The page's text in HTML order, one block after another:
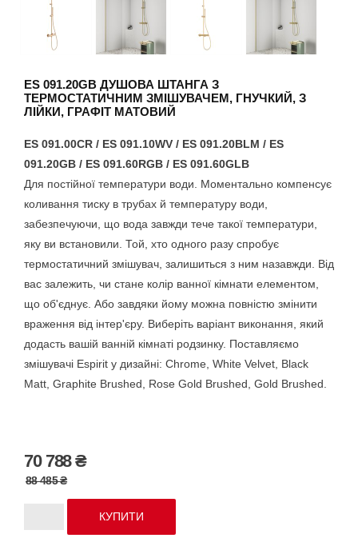
ES 091.20GB ДУШОВА ШТАНГА З
ТЕРМОСТАТИЧНИМ ЗМІШУВАЧЕМ, ГНУЧКИЙ, З
ЛІЙКИ, ГРАФІТ МАТОВИЙ
ES 091.00CR / ES 091.10WV / ES 091.20BLM / ES
091.20GB / ES 091.60RGB / ES 091.60GLB
Для постійної температури води. Моментально компенсує
коливання тиску в трубах й температуру води,
забезпечуючи, що вода завжди тече такої температури,
яку ви встановили. Той, хто одного разу спробує
термостатичний змішувач, залишиться з ним назавжди. Від
вас залежить, чи стане колір ванної кімнати елементом,
що об'єднує. Або завдяки йому можна повністю змінити
враження від інтер'єру. Виберіть варіант виконання, який
додасть вашій ванній кімнаті родзинку. Поставляємо
змішувачі Espirit у дизайні: Chrome, White Velvet, Black
Matt, Graphite Brushed, Rose Gold Brushed, Gold Brushed.
70 788 ₴
88 485 ₴